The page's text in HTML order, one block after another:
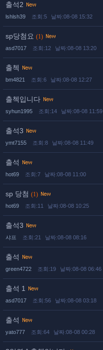
출석2
lshlsh39 조회:5 날짜:08-08 15:32
sp당첨요 (1)
asd7017 조회:12 날짜:08-08 13:20
출첵
bm4821 조회:6 날짜:08-08 12:27
출첵입니다
syhun1995 조회:14 날짜:08-08 11:59
출석3
ymt7155 조회:8 날짜:08-08 11:49
출석
hot69 조회:7 날짜:08-08 11:00
sp 당첨 (1)
hot69 조회:11 날짜:08-08 10:25
출석3
샤프 조회:21 날짜:08-08 08:16
출석
green4722 조회:19 날짜:08-08 06:46
출석 1
asd7017 조회:56 날짜:08-08 03:18
출석
yato777 조회:64 날짜:08-08 00:28